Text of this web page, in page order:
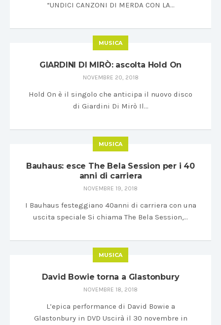
“UNDICI CANZONI DI MERDA CON LA…
MUSICA
GIARDINI DI MIRÒ: ascolta Hold On
NOVEMBRE 20, 2018
Hold On è il singolo che anticipa il nuovo disco
di Giardini Di Mirò Il…
MUSICA
Bauhaus: esce The Bela Session per i 40
anni di carriera
NOVEMBRE 19, 2018
I Bauhaus festeggiano 40anni di carriera con una
uscita speciale Si chiama The Bela Session,…
MUSICA
David Bowie torna a Glastonbury
NOVEMBRE 18, 2018
L’epica performance di David Bowie a
Glastonbury in DVD Uscirà il 30 novembre in